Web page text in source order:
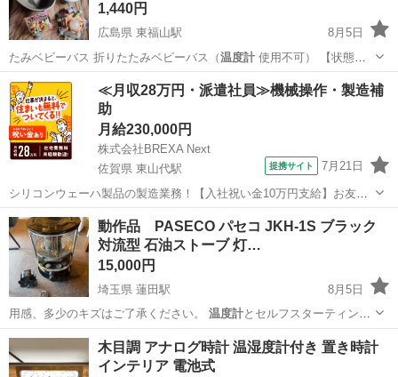
1,440円
広島県 東福山駅
8月5日
たみベビーバス 折りたたみベビーバス（温度計使用不可） 【状態】
個人判断かつ…
広島 福山市 東福山駅 子供用品
≪月収28万円・派遣社員≫機械操作・製造補
助
月給230,000円
株式会社BREXA Next
佐賀県 東山代駅
提携サイト 7月21日
シリコンウェーハ製品の製造業務！【入社祝い金10万円支給】お友達
やカップルとの応募OK◎年間休日129日＆休出なしでプライベート充
実♪業務はクリーンルームで快適作業◎自社正社員登用制度あり★1食
300円～の格安食堂あり！《佐...
佐賀 伊万里市 東山代駅 その他
動作品 PASECO パセコ JKH-1S ブラック
対流型 石油ストーブ 灯…
15,000円
埼玉県 蓮田駅
8月5日
用感、多少のキズはご了承ください。 温度計とセルフスターティング
ヒートファンお譲…
埼玉 蓮田市 蓮田駅 季節、空調家電 パセコ
木目調 アナログ時計 温湿度計付き 置き時計
インテリア 電池式